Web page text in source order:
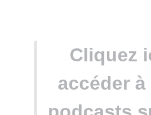
Cliquez
accéder